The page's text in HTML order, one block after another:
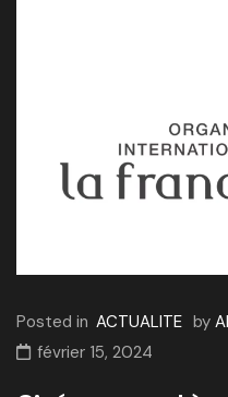
Posted in ACTUALITE by
février 15, 2024